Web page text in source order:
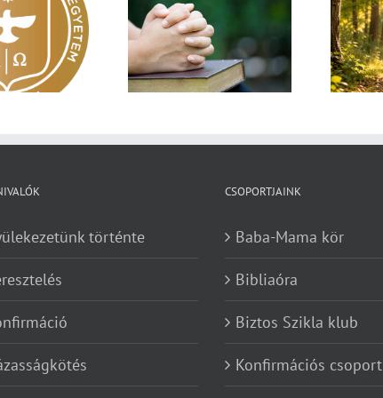
üzenet –
Zsoltárok 149
Egy fa kidől, messze
hangzik. Nő az erdő, ki
hallja? – Diakónusok
vasárnapja – II. rész
történte
CSOPORTJAINK
Baba-Mama kör
Bibliaóra
Biztos Szikla klub
Konfirmációs csoport